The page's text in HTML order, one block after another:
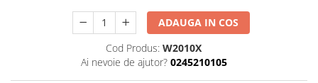
Laptopuri / notebookuri
Laptopuri gaming
ADAUGA IN COS
Cod Produs: W2010X
Ai nevoie de ajutor? 0245210105